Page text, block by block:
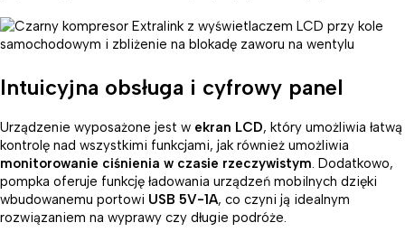
Intuicyjna obsługa i cyfrowy panel
Urządzenie wyposażone jest w ekran LCD, który umożliwia łatwą
kontrolę nad wszystkimi funkcjami, jak również umożliwia
monitorowanie ciśnienia w czasie rzeczywistym. Dodatkowo,
pompka oferuje funkcję ładowania urządzeń mobilnych dzięki
wbudowanemu portowi USB 5V-1A, co czyni ją idealnym
rozwiązaniem na wyprawy czy długie podróże.